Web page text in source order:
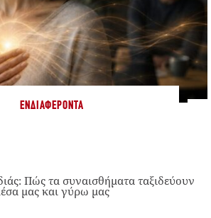
ΕΝΔΙΑΦΈΡΟΝΤΑ
Πώς τα συναισθήματα ταξιδεύουν
μας και γύρω μας